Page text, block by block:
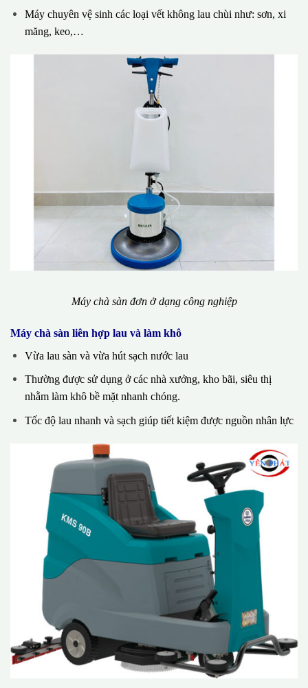
Máy chuyên vệ sinh các loại vết không lau chùi như: sơn, xi
măng, keo,…
Máy chà sàn đơn ở dạng công nghiệp
Máy chà sàn liên hợp lau và làm khô
Vừa lau sàn và vừa hút sạch nước lau
Thường được sử dụng ở các nhà xưởng, kho bãi, siêu thị
nhằm làm khô bề mặt nhanh chóng.
Tốc độ lau nhanh và sạch giúp tiết kiệm được nguồn nhân lực